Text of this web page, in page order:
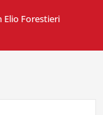
Forestieri